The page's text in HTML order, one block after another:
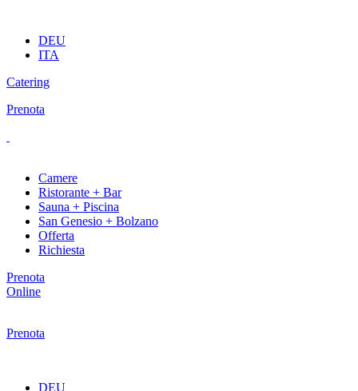
DEU
ITA
Catering
Prenota
Camere
Ristorante + Bar
Sauna + Piscina
San Genesio + Bolzano
Offerta
Richiesta
Prenota
Online
Prenota
DEU